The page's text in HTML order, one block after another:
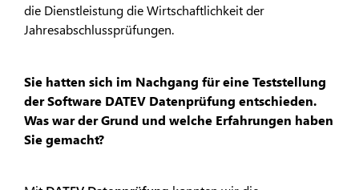
die Dienstleistung die Wirtschaftlichkeit der
Jahresabschlussprüfungen.
Sie hatten sich im Nachgang für eine Teststellung
der Software DATEV Datenprüfung entschieden.
Was war der Grund und welche Erfahrungen haben
Sie gemacht?